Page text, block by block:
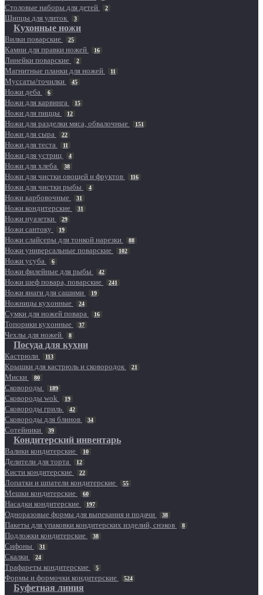
Столовые наборы для детей 2
Щипцы для улиток 3
Кухонные ножи
Вилки поварские 25
Камни для правки ножей 16
Линейки поварские 2
Магнитные планки для ножей 11
Муссаты/точилки 45
Ножи деба 6
Ножи для карвинга 15
Ножи для пиццы 12
Ножи для разделки мяса, обвалочные 151
Ножи для сыра 22
Ножи для теста 11
Ножи для устриц 4
Ножи для хлеба 38
Ножи для чистки овощей и фруктов 116
Ножи для чистки рыбы 4
Ножи карбовочные 31
Ножи кондитерские 31
Ножи нуазетки 29
Ножи сантоку 19
Ножи слайсеры для тонкой нарезки 88
Ножи универсальные поварские 102
Ножи усуба 6
Ножи филейные для рыбы 42
Ножи шеф повара, поварские 241
Ножи янаги для сашими 19
Ножницы кухонные 24
Сумки для ножей повара 16
Топорики кухонные 37
Чехлы для ножей 8
Посуда для кухни
Кастрюли 113
Крышки для кастрюль и сковородок 21
Миски 80
Сковороды 189
Сковороды wok 19
Сковороды гриль 42
Сковороды для блинов 34
Сотейники 39
Кондитерский инвентарь
Валики кондитерские 10
Делители для торта 12
Кисти кондитерские 22
Лопатки и шпатели кондитерские 55
Мешки кондитерские 60
Насадки кондитерские 197
Одноразовые формы для выпекания и подачи 38
Пакеты для упаковки кондитерских изделий, снэков 8
Подложки кондитерские 38
Сифоны 31
Скалки 24
Трафареты кондитерские 5
Формы и формочки кондитерские 524
Буфетная линия